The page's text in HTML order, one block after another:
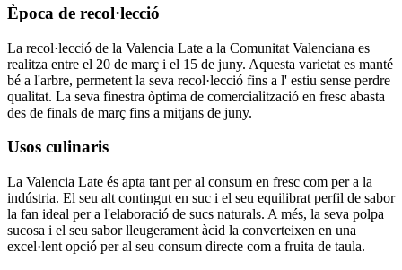
Època de recol·lecció
La recol·lecció de la Valencia Late a la Comunitat Valenciana es
realitza entre el 20 de març i el 15 de juny. Aquesta varietat es manté
bé a l'arbre, permetent la seva recol·lecció fins a l' estiu sense perdre
qualitat. La seva finestra òptima de comercialització en fresc abasta
des de finals de març fins a mitjans de juny.
Usos culinaris
La Valencia Late és apta tant per al consum en fresc com per a la
indústria. El seu alt contingut en suc i el seu equilibrat perfil de sabor
la fan ideal per a l'elaboració de sucs naturals. A més, la seva polpa
sucosa i el seu sabor lleugerament àcid la converteixen en una
excel·lent opció per al seu consum directe com a fruita de taula.